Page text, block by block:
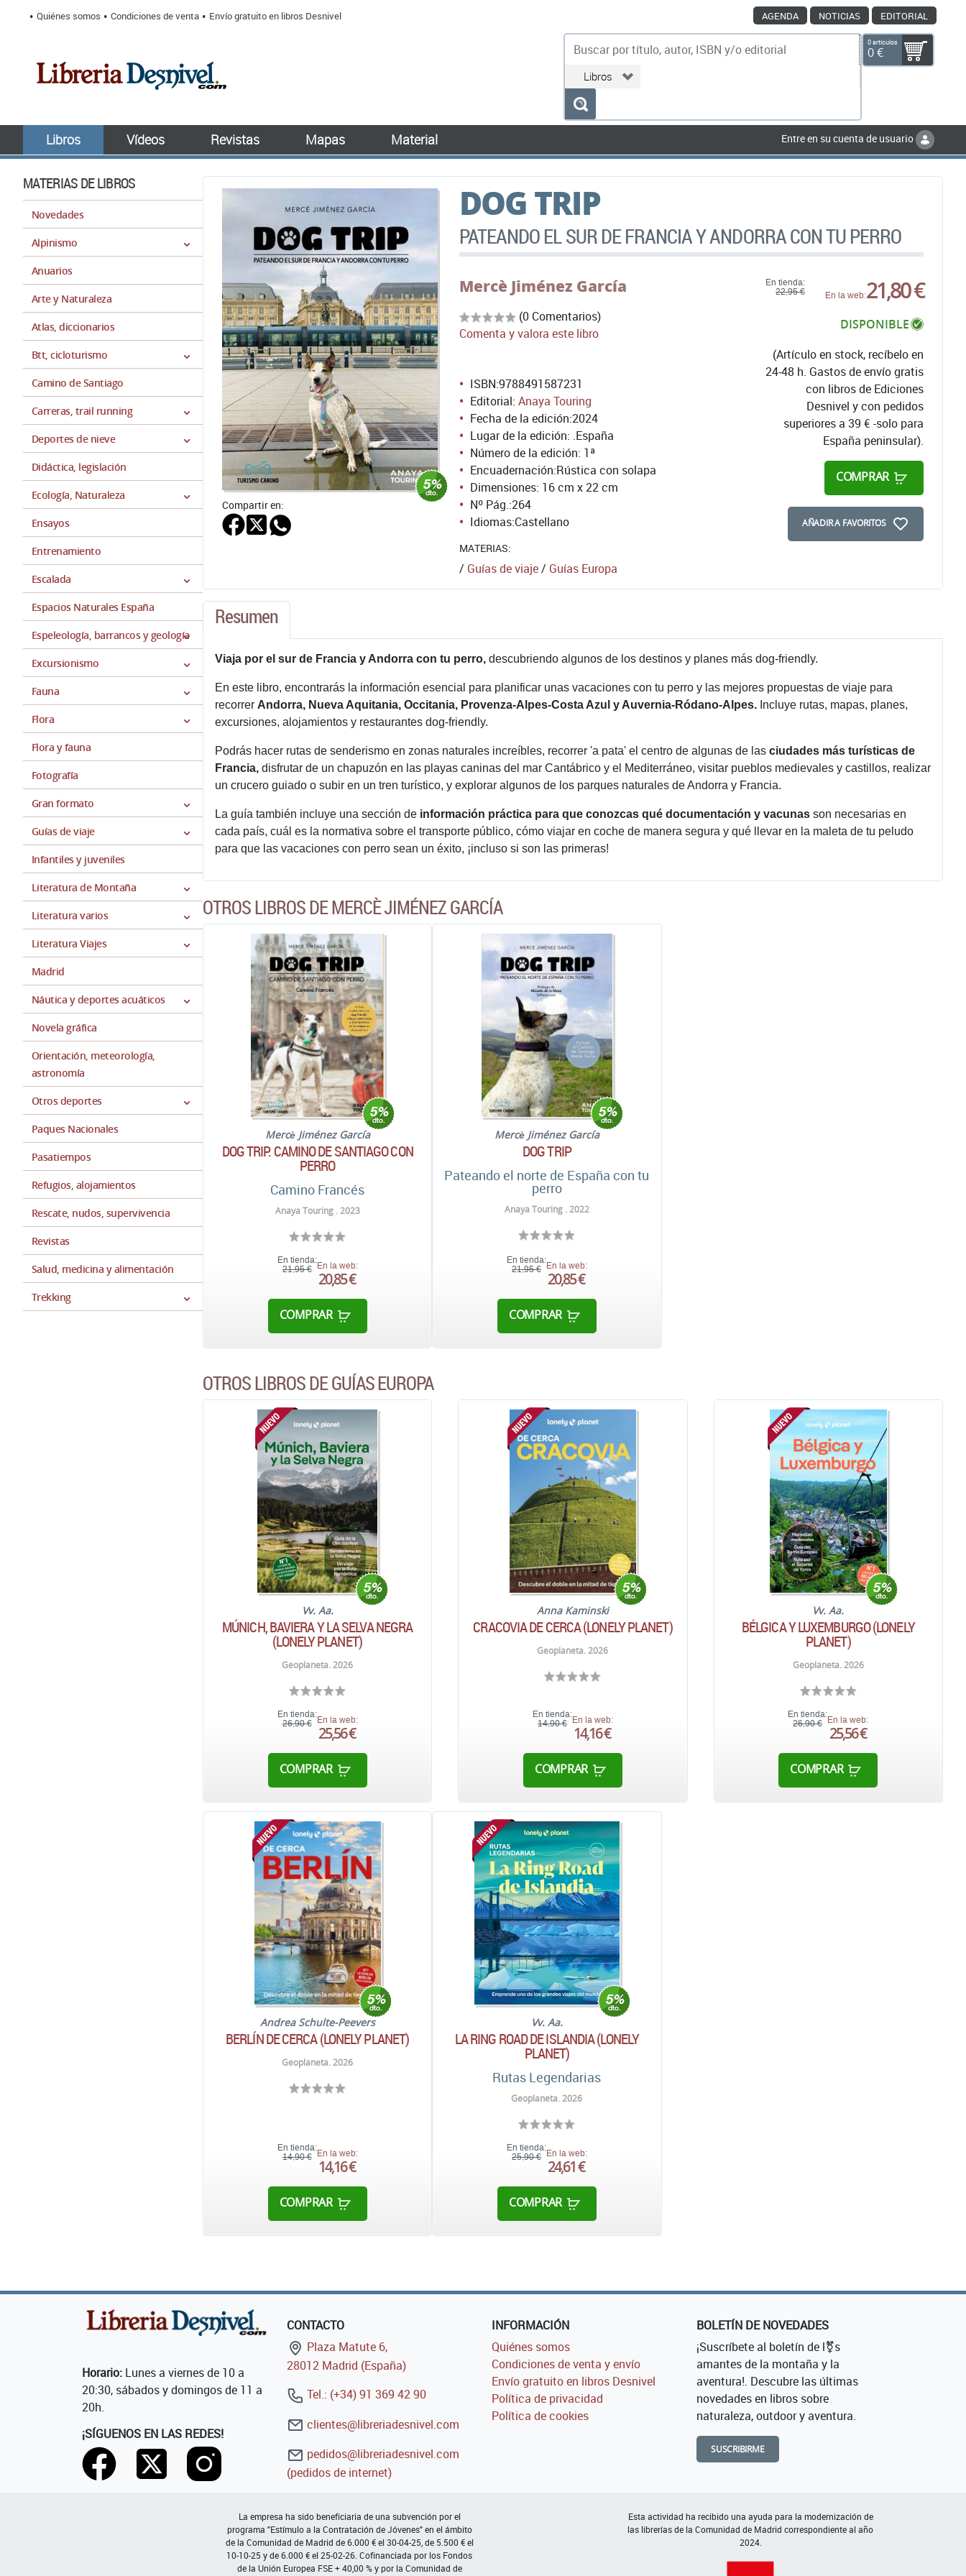
Quiénes somos Condiciones de venta Envío gratuito en libros Desnivel AGENDA NOTICIAS EDITORIAL
0 artículos
0 €
Libros Vídeos Revistas Mapas Material Entre en su cuenta de usuario
MATERIAS DE LIBROS
Novedades
Alpinismo
Anuarios
Arte y Naturaleza
Atlas, diccionarios
Btt, cicloturismo
Camino de Santiago
Carreras, trail running
Deportes de nieve
Didáctica, legislación
Ecología, Naturaleza
Ensayos
Entrenamiento
Escalada
Espacios Naturales España
Espeleología, barrancos y geología
Excursionismo
Fauna
Flora
Flora y fauna
Fotografía
Gran formato
Guías de viaje
Infantiles y juveniles
Literatura de Montaña
Literatura varios
Literatura Viajes
Madrid
Náutica y deportes acuáticos
Novela gráfica
Orientación, meteorología,
astronomía
Otros deportes
Paques Nacionales
Pasatiempos
Refugios, alojamientos
Rescate, nudos, supervivencia
Revistas
Salud, medicina y alimentación
Trekking
DOG TRIP
PATEANDO EL SUR DE FRANCIA Y ANDORRA CON TU PERRO
Compartir en:
Mercè Jiménez García
(0 Comentarios)
Comenta y valora este libro
En tienda:
22,95 €
En la web:21,80 €
DISPONIBLE
(Artículo en stock, recíbelo en
24-48 h. Gastos de envío gratis
con libros de Ediciones
Desnivel y con pedidos
superiores a 39 € -solo para
España peninsular).
COMPRAR
AÑADIR A FAVORITOS
ISBN:9788491587231
Editorial: Anaya Touring
Fecha de la edición:2024
Lugar de la edición: .España
Número de la edición: 1ª
Encuadernación:Rústica con solapa
Dimensiones: 16 cm x 22 cm
Nº Pág.:264
Idiomas:Castellano
MATERIAS:
/ Guías de viaje/ Guías Europa
Resumen
Viaja por el sur de Francia y Andorra con tu perro, descubriendo algunos de los destinos y planes más dog-friendly.
En este libro, encontrarás la información esencial para planificar unas vacaciones con tu perro y las mejores propuestas de viaje para
recorrer Andorra, Nueva Aquitania, Occitania, Provenza-Alpes-Costa Azul y Auvernia-Ródano-Alpes. Incluye rutas, mapas, planes,
excursiones, alojamientos y restaurantes dog-friendly.
Podrás hacer rutas de senderismo en zonas naturales increíbles, recorrer 'a pata' el centro de algunas de las ciudades más turísticas de
Francia, disfrutar de un chapuzón en las playas caninas del mar Cantábrico y el Mediterráneo, visitar pueblos medievales y castillos, realizar
un crucero guiado o subir en un tren turístico, y explorar algunos de los parques naturales de Andorra y Francia.
La guía también incluye una sección de información práctica para que conozcas qué documentación y vacunas son necesarias en
cada país, cuál es la normativa sobre el transporte público, cómo viajar en coche de manera segura y qué llevar en la maleta de tu peludo
para que las vacaciones con perro sean un éxito, ¡incluso si son las primeras!
OTROS LIBROS DE MERCÈ JIMÉNEZ GARCÍA
Mercè Jiménez García
DOG TRIP. CAMINO DE SANTIAGO CON
PERRO
Camino Francés
Anaya Touring . 2023
En tienda:
21,95 € En la web:
20,85 €
COMPRAR
Mercè Jiménez García
DOG TRIP
Pateando el norte de España con tu
perro
Anaya Touring . 2022
En tienda:
21,95 € En la web:
20,85 €
COMPRAR
OTROS LIBROS DE GUÍAS EUROPA
Vv. Aa.
MÚNICH, BAVIERA Y LA SELVA NEGRA
(LONELY PLANET)
Geoplaneta. 2026
En tienda:
26,90 € En la web:
25,56 €
COMPRAR
Anna Kaminski
CRACOVIA DE CERCA (LONELY PLANET)
Geoplaneta. 2026
En tienda:
14,90 € En la web:
14,16 €
COMPRAR
Vv. Aa.
BÉLGICA Y LUXEMBURGO (LONELY
PLANET)
Geoplaneta. 2026
En tienda:
26,90 €
En la web:
25,56 €
COMPRAR
Andrea Schulte-Peevers
BERLÍN DE CERCA (LONELY PLANET)
Geoplaneta. 2026
En tienda:
14,90 € En la web:
14,16 €
COMPRAR
Vv. Aa.
LA RING ROAD DE ISLANDIA (LONELY
PLANET)
Rutas Legendarias
Geoplaneta. 2026
En tienda:
25,90 € En la web:
24,61 €
COMPRAR
Horario: Lunes a viernes de 10 a
20:30, sábados y domingos de 11 a
20h.
¡SÍGUENOS EN LAS REDES!
CONTACTO
Plaza Matute 6,
28012 Madrid (España)
Tel.: (+34) 91 369 42 90
clientes@libreriadesnivel.com
pedidos@libreriadesnivel.com
(pedidos de internet)
INFORMACIÓN
Quiénes somos
Condiciones de venta y envío
Envío gratuito en libros Desnivel
Política de privacidad
Política de cookies
BOLETÍN DE NOVEDADES
¡Suscríbete al boletín de l⚧s
amantes de la montaña y la
aventura!. Descubre las últimas
novedades en libros sobre
naturaleza, outdoor y aventura.
SUSCRIBIRME
La empresa ha sido beneficiaria de una subvención por el
programa "Estímulo a la Contratación de Jóvenes" en el ámbito
de la Comunidad de Madrid de 6.000 € el 30-04-25, de 5.500 € el
10-10-25 y de 6.000 € el 25-02-26. Cofinanciada por los Fondos
de la Unión Europea FSE + 40,00 % y por la Comunidad de
Esta actividad ha recibido una ayuda para la modernización de
las librerías de la Comunidad de Madrid correspondiente al año
2024.